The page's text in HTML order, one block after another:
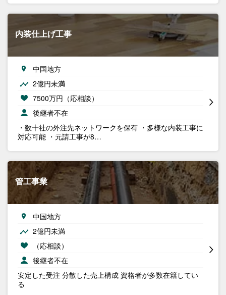
内装仕上げ工事
中国地方
2億円未満
7500万円（応相談）
後継者不在
・数十社の外注先ネットワークを保有 ・多様な内装工事に
対応可能 ・元請工事が8…
管工事業
中国地方
2億円未満
（応相談）
後継者不在
安定した受注 分散した売上構成 資格者が多数在籍してい
る